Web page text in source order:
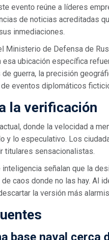
evento reúne a líderes
de noticias acreditadas
inmediaciones.
Ministerio de Defensa de
ubicación específica
guerra, la precisión
eventos diplomáticos
la verificación
donde la velocidad a
y lo especulativo. Los
titulares sensacionalistas.
señalan que la
caos donde no las hay. Al
la versión más
base naval cerca